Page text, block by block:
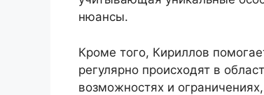
нюансы.
Кроме того, Кириллов
регулярно происходят в
возможностях и